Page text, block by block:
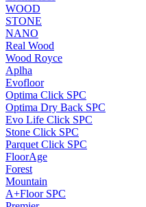
WOOD
STONE
NANO
Real Wood
Wood Royce
Aplha
Evofloor
Optima Click SPC
Optima Dry Back SPC
Evo Life Click SPC
Stone Click SPC
Parquet Click SPC
FloorAge
Forest
Mountain
A+Floor SPC